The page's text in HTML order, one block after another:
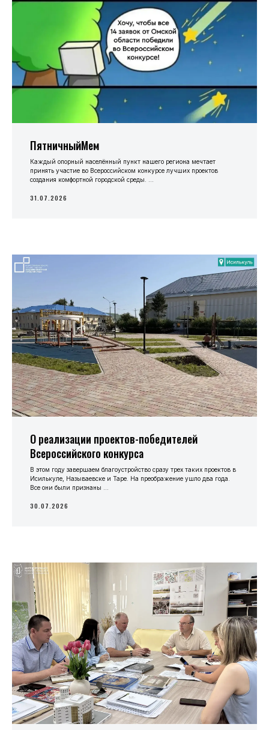
ПятничныйМем
Каждый опорный населённый пункт нашего региона мечтает
принять участие во Всероссийском конкурсе лучших проектов
создания комфортной городской среды. ...
31.07.2026
О реализации проектов-победителей
Всероссийского конкурса
В этом году завершаем благоустройство сразу трех таких проектов в
Исилькуле, Называевске и Таре. На преображение ушло два года.
Все они были признаны ...
30.07.2026